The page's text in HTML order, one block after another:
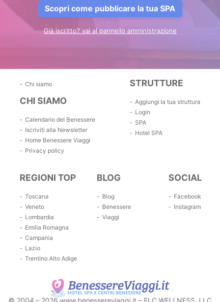
Scopri come pubblicare la tua SPA
Già iscritto? vai al pannello amministrazione
Chi siamo
CHI SIAMO
Calendario del Benessere
Iscriviti alla Newsletter
Home Benessere Viaggi
Privacy policy
STRUTTURE
Aggiungi la tua struttura
Login
SPA
Hotel SPA
REGIONI TOP
Toscana
Veneto
Lombardia
Emilia Romagna
Campania
Lazio
Trentino Alto Adige
BLOG
Blog
Benessere
Viaggi
SOCIAL
Facebook
Instagram
© 2004 – 2026 www.benessereviaggi.it – ELC WELLNESS, LLC